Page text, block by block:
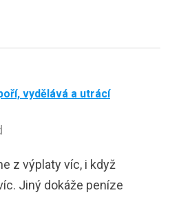
vydělává a utrácí
z výplaty víc, i když
Jiný dokáže peníze